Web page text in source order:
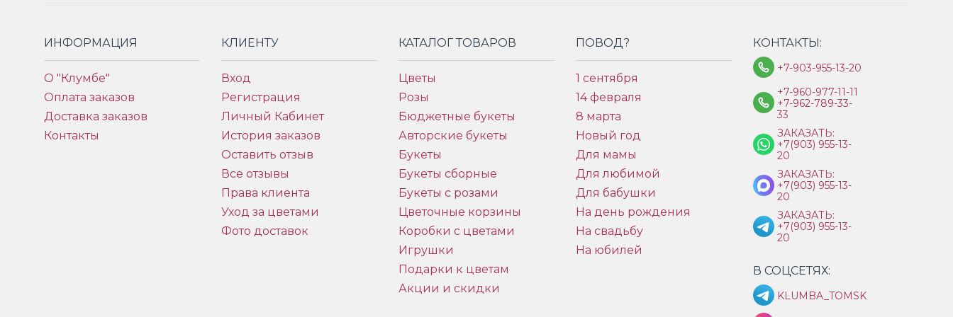
ИНФОРМАЦИЯ
О "Клумбе"
Оплата заказов
Доставка заказов
Контакты
КЛИЕНТУ
Вход
Регистрация
Личный Кабинет
История заказов
Оставить отзыв
Все отзывы
Права клиента
Уход за цветами
Фото доставок
КАТАЛОГ ТОВАРОВ
Цветы
Розы
Бюджетные букеты
Авторские букеты
Букеты
Букеты сборные
Букеты с розами
Цветочные корзины
Коробки с цветами
Игрушки
Подарки к цветам
Акции и скидки
ПОВОД?
1 сентября
14 февраля
8 марта
Новый год
Для мамы
Для любимой
Для бабушки
На день рождения
На свадьбу
На юбилей
КОНТАКТЫ:
+7-903-955-13-20
+7-960-977-11-11
+7-962-789-33-
33
ЗАКАЗАТЬ:
+7(903) 955-13-
20
ЗАКАЗАТЬ:
+7(903) 955-13-
20
ЗАКАЗАТЬ:
+7(903) 955-13-
20
В СОЦСЕТЯХ:
KLUMBA_TOMSK